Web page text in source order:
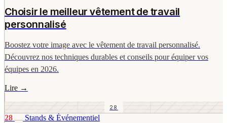
Choisir le meilleur vêtement de travail
personnalisé
Boostez votre image avec le vêtement de travail personnalisé.
Découvrez nos techniques durables et conseils pour équiper vos
équipes en 2026.
Lire →
28
28 Stands & Événementiel